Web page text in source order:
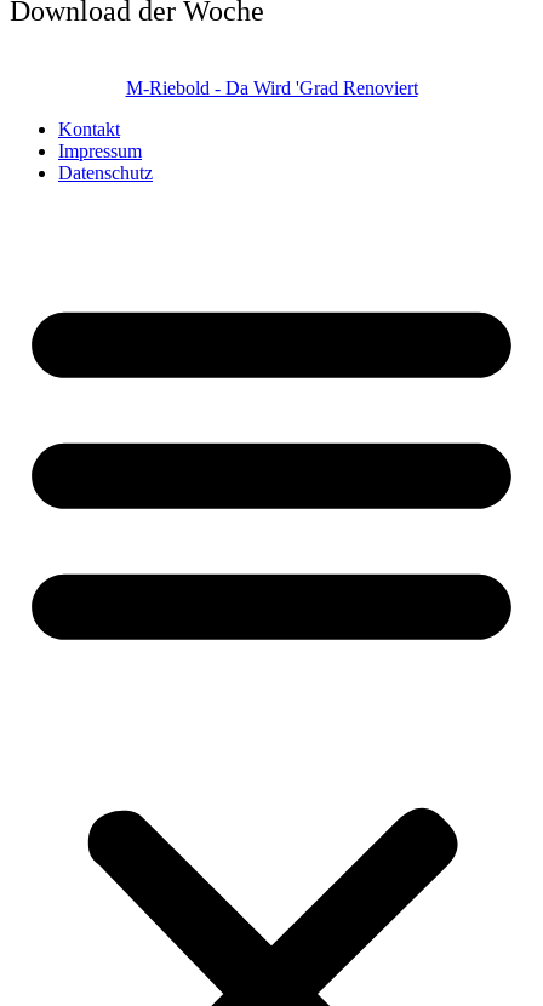
Download der Woche
M-Riebold - Da Wird 'Grad Renoviert
Kontakt
Impressum
Datenschutz